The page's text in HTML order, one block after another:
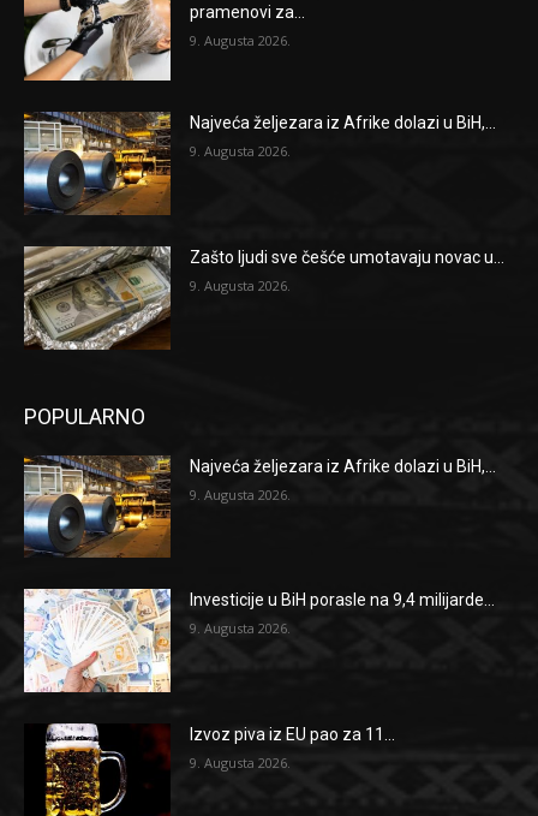
pramenovi za...
9. Augusta 2026.
Najveća željezara iz Afrike dolazi u BiH,...
9. Augusta 2026.
Zašto ljudi sve češće umotavaju novac u...
9. Augusta 2026.
POPULARNO
Najveća željezara iz Afrike dolazi u BiH,...
9. Augusta 2026.
Investicije u BiH porasle na 9,4 milijarde...
9. Augusta 2026.
Izvoz piva iz EU pao za 11...
9. Augusta 2026.